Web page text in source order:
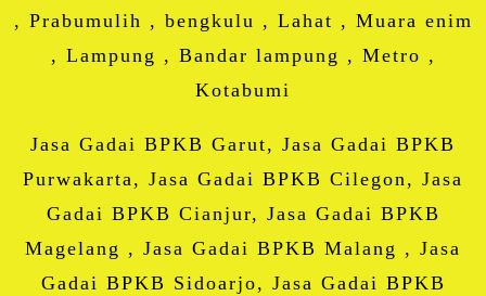
, Prabumulih , bengkulu , Lahat , Muara enim
, Lampung , Bandar lampung , Metro ,
Kotabumi
Jasa Gadai BPKB Garut, Jasa Gadai BPKB
Purwakarta, Jasa Gadai BPKB Cilegon, Jasa
Gadai BPKB Cianjur, Jasa Gadai BPKB
Magelang , Jasa Gadai BPKB Malang , Jasa
Gadai BPKB Sidoarjo, Jasa Gadai BPKB